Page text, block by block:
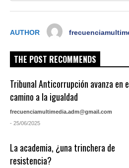
AUTHOR
THE POST RECOMMENDS
Tribunal Anticorrupción avanza en
camino a la igualdad
frecuenciamultimedia.adm@gmail.com
- 25/06/2025
La academia, ¿una trinchera de
resistencia?